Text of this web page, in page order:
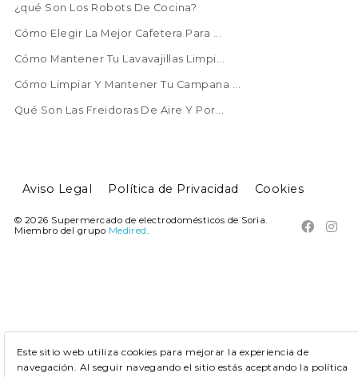
¿qué Son Los Robots De Cocina?
Cómo Elegir La Mejor Cafetera Para ...
Cómo Mantener Tu Lavavajillas Limpi...
Cómo Limpiar Y Mantener Tu Campana ...
Qué Son Las Freidoras De Aire Y Por...
Aviso Legal Política de Privacidad Cookies
 
© 2026 Supermercado de electrodomésticos de Soria.
Miembro del grupo Medired
Este sitio web utiliza cookies para mejorar la experiencia de
navegación. Al seguir navegando el sitio estás aceptando la política